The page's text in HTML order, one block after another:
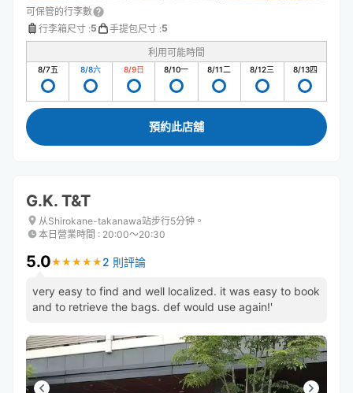
可保管的行李數
行李箱尺寸 :5 手提包尺寸 :5
利用可能時間
8/7五 8/8六 8/9日 8/10一 8/11二 8/12三 8/13四
預約此店舖
G.K. T&T
从Shirokane-takanawa站步行5分钟。
本日營業時間 : 20:00〜20:30
5.0★ ★ ★ ★ ★
★ ★ ★ ★ ★ 2 則評論
very easy to find and well localized. it was easy to book
and to retrieve the bags. def would use again!'